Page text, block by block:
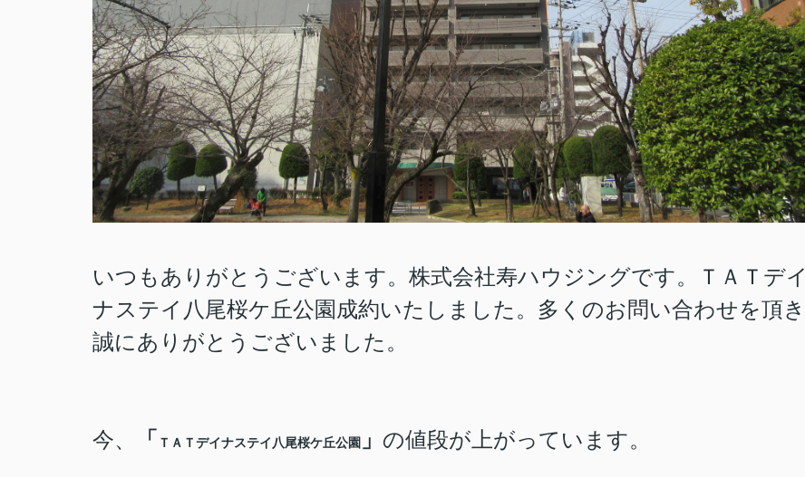
いつもありがとうございます。株式会社寿ハウジングです。
ＴＡＴデイ
ナステイ八尾桜ケ丘公園 成約いたしました。多くのお問い合わせを頂き
誠にありがとうございました。
今、 「 ＴＡＴデイナステイ八尾桜ケ丘公園 」 の値段が上がっています。